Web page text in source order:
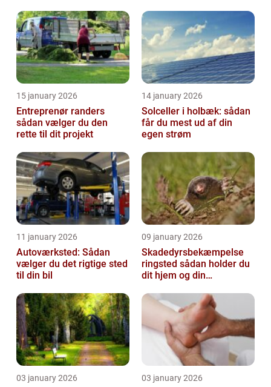
15 january 2026
Entreprenør randers
sådan vælger du den
rette til dit projekt
14 january 2026
Solceller i holbæk: sådan
får du mest ud af din
egen strøm
11 january 2026
Autoværksted: Sådan
vælger du det rigtige sted
til din bil
09 january 2026
Skadedyrsbekæmpelse
ringsted sådan holder du
dit hjem og din
gæster
03 january 2026 03 january 2026